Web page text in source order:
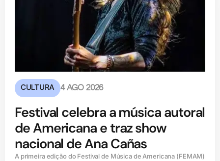
CULTURA 4 AGO 2026
Festival celebra a música autoral
de Americana e traz show
nacional de Ana Cañas
A primeira edição do Festival de Música de Americana (FEMAM)